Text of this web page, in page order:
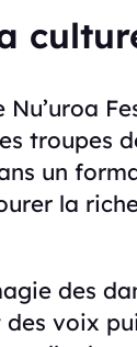
troupes
un
la
des
des voix